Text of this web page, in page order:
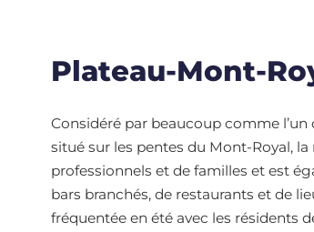
Plateau-Mont-
Considéré par beaucoup comme
situé sur les pentes du Mont-Royal,
professionnels et de familles et est
bars branchés, de restaurants et de
fréquentée en été avec les résidents